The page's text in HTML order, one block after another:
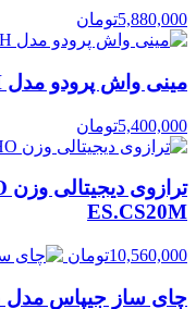
5,880,000تومان
مینی واش پرودو مدل PD-LFST192WH قابل حمل
5,400,000تومان
ES.CS20M
10,560,000تومان
چای ساز جیپاس مدل GTM38045